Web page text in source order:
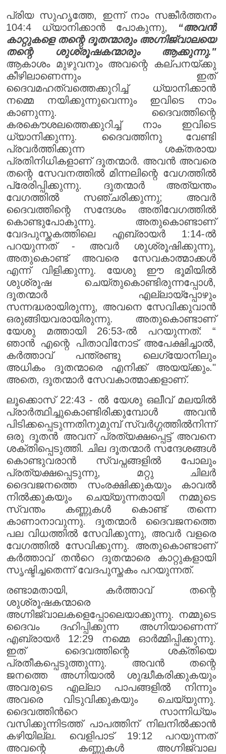
പ്രിയ സുഹൃത്തേ, ഇന്ന് നാം സങ്കീർത്തനം
104:4 ധ്യാനിക്കാൻ പോകുന്നു, “അവൻ
കാറ്റുകളെ തന്റെ ദൂതന്മാരും അഗ്നിജ്വാലയെ
തന്റെ ശുശ്രൂഷകന്മാരും ആക്കുന്നു."
ആകാശം മുഴുവനും അവന്റെ കല്പനയ്ക്കു
കീഴിലാണെന്നും ഇത്
ദൈവമഹത്വത്തെക്കുറിച്ച് ധ്യാനിക്കാൻ
നമ്മെ നയിക്കുന്നുവെന്നും ഇവിടെ നാം
കാണുന്നു. ദൈവത്തിന്റെ
കരകൌശലത്തെക്കുറിച്ച് നാം ഇവിടെ
ധ്യാനിക്കുന്നു. ദൈവത്തിനു വേണ്ടി
പ്രവർത്തിക്കുന്ന ശക്തരായ
പ്രതിനിധികളാണ് ദൂതന്മാർ. അവൻ അവരെ
തന്റെ സേവനത്തിൽ മിന്നലിന്റെ വേഗത്തിൽ
പ്രേരിപ്പിക്കുന്നു. ദൂതന്മാർ അത്യന്തം
വേഗത്തിൽ സഞ്ചരിക്കുന്നു; അവർ
ദൈവത്തിന്റെ സന്ദേശം അതിവേഗത്തിൽ
കൊണ്ടുപോകുന്നു. അതുകൊണ്ടാണ്
വേദപുസ്തകത്തിലെ എബ്രായർ 1:14-ൽ
പറയുന്നത് - അവർ ശുശ്രൂഷിക്കുന്നു,
അതുകൊണ്ട് അവരെ സേവകാത്മാക്കൾ
എന്ന് വിളിക്കുന്നു. യേശു ഈ ഭൂമിയിൽ
ശുശ്രൂഷ ചെയ്തുകൊണ്ടിരുന്നപ്പോൾ,
ദൂതന്മാർ എല്ലായ്പ്പോഴും
സന്നദ്ധരായിരുന്നു, അവനെ സേവിക്കുവാൻ
ഒരുങ്ങിയവരായിരുന്നു. അതുകൊണ്ടാണ്
യേശു മത്തായി 26:53-ൽ പറയുന്നത്: “
ഞാൻ എന്റെ പിതാവിനോട് അപേക്ഷിച്ചാൽ,
കർത്താവ് പന്ത്രണ്ടു ലെഗ്യോനിലും
അധികം ദൂതന്മാരെ എനിക്ക് അയയ്ക്കും."
അതെ, ദൂതന്മാർ സേവകാത്മാക്കളാണ്.
ലൂക്കൊസ് 22:43 - ൽ യേശു ഒലീവ് മലയിൽ
പ്രാർത്ഥിച്ചുകൊണ്ടിരിക്കുമ്പോൾ അവൻ
പിടിക്കപ്പെടുന്നതിനുമുമ്പ് സ്വർഗ്ഗത്തിൽനിന്ന്
ഒരു ദൂതൻ അവന് പ്രത്യക്ഷപ്പെട്ട് അവനെ
ശക്തിപ്പെടുത്തി. ചില ദൂതന്മാർ സന്ദേശങ്ങൾ
കൊണ്ടുവരാൻ സ്വപ്നങ്ങളിൽ പോലും
പ്രത്യക്ഷപ്പെടുന്നു, മറ്റു ചിലർ
ദൈവജനത്തെ സംരക്ഷിക്കുകയും കാവൽ
നിൽക്കുകയും ചെയ്യുന്നതായി നമ്മുടെ
സ്വന്തം കണ്ണുകൾ കൊണ്ട് തന്നെ
കാണാനാവുന്നു. ദൂതന്മാർ ദൈവജനത്തെ
പല വിധത്തിൽ സേവിക്കുന്നു, അവർ വളരെ
വേഗത്തിൽ സേവിക്കുന്നു. അതുകൊണ്ടാണ്
കർത്താവ് തൻറെ ദൂതന്മാരെ കാറ്റുകളായി
സൃഷ്ടിച്ചതെന്ന് വേദപുസ്തകം പറയുന്നത്.
രണ്ടാമതായി, കർത്താവ് തന്റെ
ശുശ്രൂഷകന്മാരെ
അഗ്നിജ്വാലകളെപ്പോലെയാക്കുന്നു. നമ്മുടെ
ദൈവം ദഹിപ്പിക്കുന്ന അഗ്നിയാണെന്ന്
എബ്രായർ 12:29 നമ്മെ ഓർമ്മിപ്പിക്കുന്നു.
ഇത് ദൈവത്തിന്റെ ശക്തിയെ
പ്രതീകപ്പെടുത്തുന്നു. അവൻ തന്റെ
ജനത്തെ അഗ്നിയാൽ ശുദ്ധീകരിക്കുകയും
അവരുടെ എല്ലാ പാപങ്ങളിൽ നിന്നും
അവരെ വിടുവിക്കുകയും ചെയ്യുന്നു.
ദൈവത്തിൻറെ സാന്നിധ്യം
വസിക്കുന്നിടത്ത് പാപത്തിന് നിലനിൽക്കാൻ
കഴിയില്ല. വെളിപാട് 19:12 പറയുന്നത്
അവന്റെ കണ്ണുകൾ അഗ്നിജ്വാല